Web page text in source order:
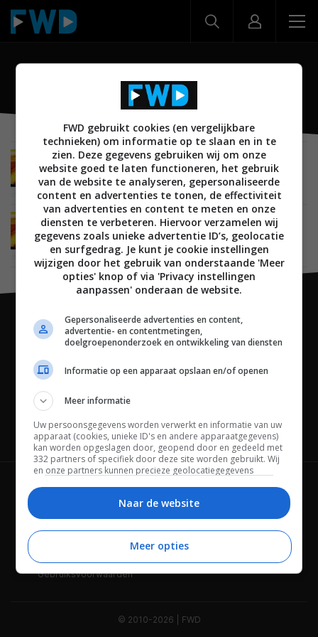
PFL6706
BEELD 05 JANUARI 2011
CES 2011: Philips lanceert 6000 serie 3D TV’s
BEELD AUDIO 05 JANUARI 2011
CES 2011: Philips komt met 4000 en 5000 serie
HD TV’s
Channels
Wie is FWD Privacybeleid
Adverteren Contact
Gebruiksvoorwaarden
© 2010-2026 | FWD
FWD gebruikt cookies (en vergelijkbare
technieken) om informatie op te slaan en in te
zien. Deze gegevens gebruiken wij om onze
website goed te laten functioneren, het gebruik
van de website te analyseren, gepersonaliseerde
content en advertenties te tonen, de effectiviteit
van advertenties en content te meten en onze
diensten te verbeteren. Hiervoor verzamelen wij
gegevens zoals unieke advertentie ID’s, geolocatie
en surfgedrag. Je kunt je cookie instellingen
wijzigen door het gebruik van onderstaande 'Meer
opties' knop of via 'Privacy instellingen
aanpassen' onderaan de website.
Gepersonaliseerde advertenties en content,
advertentie- en contentmetingen,
doelgroepenonderzoek en ontwikkeling van diensten
Informatie op een apparaat opslaan en/of openen
Meer informatie
Uw persoonsgegevens worden verwerkt en informatie van uw
apparaat (cookies, unieke ID's en andere apparaatgegevens)
kan worden opgeslagen door, geopend door en gedeeld met
332 partners of specifiek door deze site worden gebruikt. Wij
en onze partners kunnen precieze geolocatiegegevens
Bepaalde leveranciers kunnen uw persoonsgegevens
beheren. Zoek onderaan deze pagina of in het sitemenu naar
een link om uw toestemming te beheren of in te trekken via de
privacy- en cookie-instellingen.
Naar de website
Meer opties